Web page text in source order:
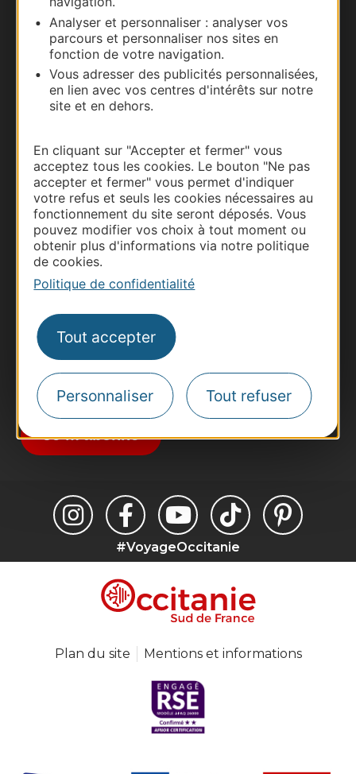
Analyser et personnaliser : analyser vos
parcours et personnaliser nos sites en
fonction de votre navigation.
Vous adresser des publicités personnalisées,
en lien avec vos centres d'intérêts sur notre
site et en dehors.
En cliquant sur "Accepter et fermer" vous
acceptez tous les cookies. Le bouton "Ne pas
accepter et fermer" vous permet d'indiquer
votre refus et seuls les cookies nécessaires au
fonctionnement du site seront déposés. Vous
pouvez modifier vos choix à tout moment ou
obtenir plus d'informations via notre politique
de cookies.
Politique de confidentialité
Tout accepter
Personnaliser Tout refuser
Documentation
Thermalisme
Business/Mice
Pros d'Occitanie
Voyagistes
Destination Sport
Inscrivez-vous à la lettre d'information
Destination Occitanie pour recevoir des
suggestions de séjours, de visites et de sorties.
Je m'abonne
#VoyageOccitanie
Plan du site Mentions et informations